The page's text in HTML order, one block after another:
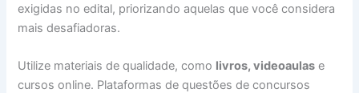
exigidas no edital, priorizando aquelas que você considera
mais desafiadoras.
Utilize materiais de qualidade, como livros, videoaulas e
cursos online. Plataformas de questões de concursos